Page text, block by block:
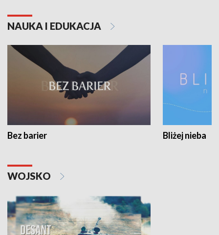
NAUKA I EDUKACJA
Bez barier Bliżej nieba
WOJSKO